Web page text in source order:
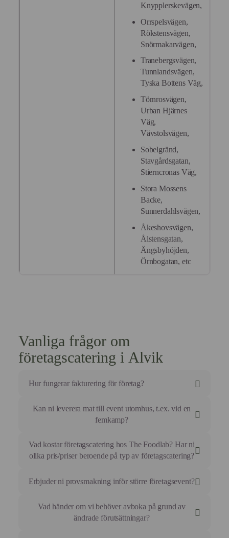
Knypplerskevägen,
Orrspelsvägen,
Rökstensvägen,
Snörmakarvägen,
Tranebergsvägen,
Tunnlandsvägen,
Tyska Bottens Väg,
Törnrosvägen,
Urban Hjärnes
Väg,
Vävstolsvägen,
Sobelgränd,
Stavgårdsgatan,
Stierncronas Väg,
Stora Mossens
Backe,
Sunnerdahlsvägen,
Åkeshovsvägen,
Ålstensgatan,
Ängsbyhöjden,
Örnbogatan, etc
Vanliga frågor om
företagscatering i Alvik
Hur fungerar fakturering för företag?
Vi fakturerar efter godkänd kreditprövning med 30
dagars betalvilkor som standard för våra
Kan ni leverera mat till event utomhus, t.ex. vid en
femkamp?
Absolut. Vi anpassar menyvalet och
förpackningstekniken så att maten håller sig perfekt
Vad kostar företagscatering hos The Foodlab? Har ni
olika pris/priser beroende på typ av företagscatering?
Vi arbetar med en transparent prismodell för att
underlätta er budgetering.
Mötesmat & Lunch: 145 kr – 195 kr per
Erbjuder ni provsmakning inför större företagsevent?
Ja, vid större bokningar (över 50 personer) erbjuder vi
en konsultation där vi går igenom smakprofiler.
Vad händer om vi behöver avboka på grund av
ändrade förutsättningar?